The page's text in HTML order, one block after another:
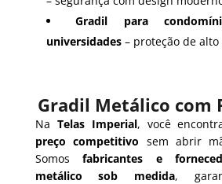
Gradil para
universidades– proteção de alto
Gradil Metálico com
Na Telas Imperial, você
preço competitivo sem abrir
Somosfabricantes e
metálico sob medida,